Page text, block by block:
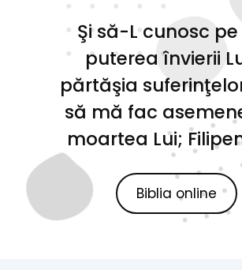
Şi să-L cunosc pe
puterea învierii
părtăşia
să mă fac
moartea Lui;
Biblia online